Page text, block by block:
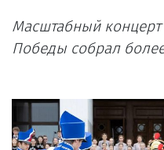
Масштабный
Победы собрал